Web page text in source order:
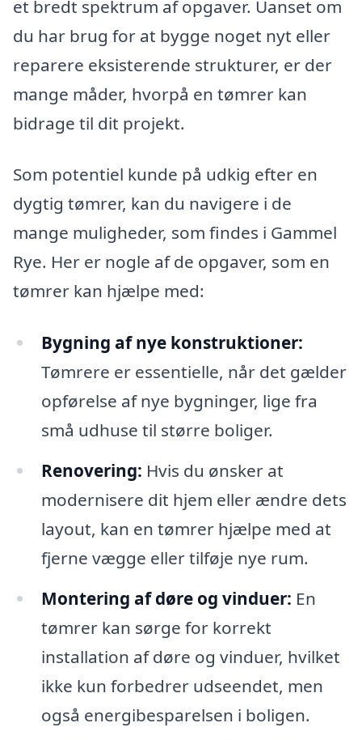
et bredt spektrum af opgaver. Uanset om
du har brug for at bygge noget nyt eller
reparere eksisterende strukturer, er der
mange måder, hvorpå en tømrer kan
bidrage til dit projekt.
Som potentiel kunde på udkig efter en
dygtig tømrer, kan du navigere i de
mange muligheder, som findes i Gammel
Rye. Her er nogle af de opgaver, som en
tømrer kan hjælpe med:
Bygning af nye konstruktioner:
Tømrere er essentielle, når det gælder
opførelse af nye bygninger, lige fra
små udhuse til større boliger.
Renovering: Hvis du ønsker at
modernisere dit hjem eller ændre dets
layout, kan en tømrer hjælpe med at
fjerne vægge eller tilføje nye rum.
Montering af døre og vinduer: En
tømrer kan sørge for korrekt
installation af døre og vinduer, hvilket
ikke kun forbedrer udseendet, men
også energibesparelsen i boligen.